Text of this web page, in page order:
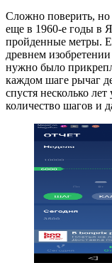
Сложно поверить,
еще в 1960-е годы в
пройденные метры.
древнем
нужно было
каждом шаге рычаг
спустя несколько
количество шагов и